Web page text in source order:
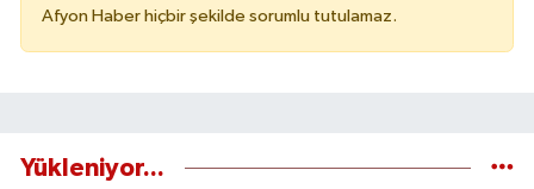
Afyon Haber hiçbir şekilde sorumlu tutulamaz.
Yükleniyor...